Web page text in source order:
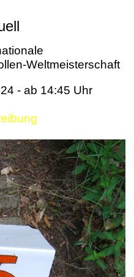
Weltmeisterschaft
- ab 14:45 Uhr